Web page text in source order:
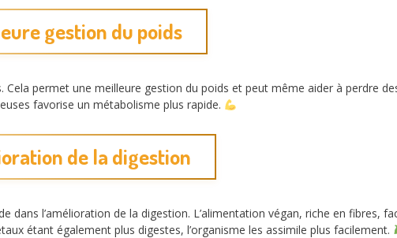
gestion du poids
permet une meilleure gestion du poids et peut même aider à perdre
favorise un métabolisme plus rapide.
de la digestion
dans l’amélioration de la digestion. L’alimentation végan, riche en fibres,
étant également plus digestes, l’organisme les assimile plus facilement.